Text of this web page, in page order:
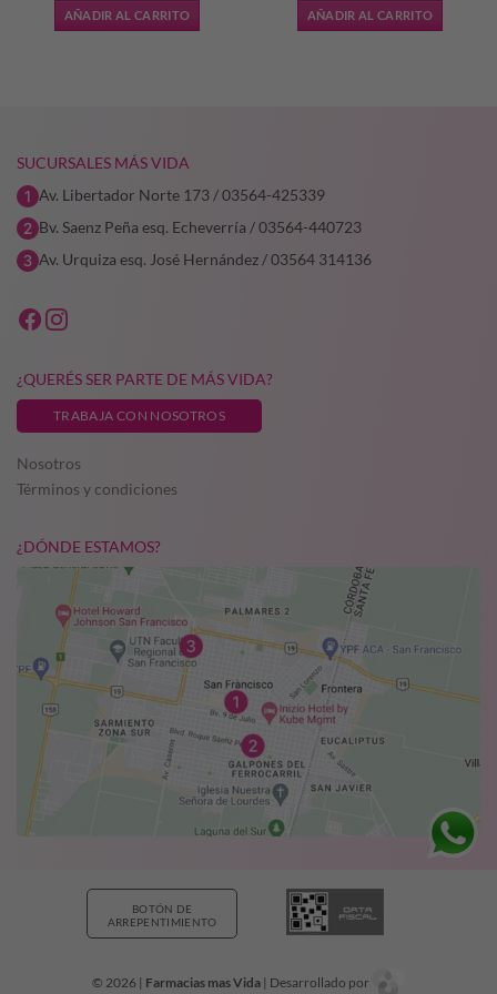
AÑADIR AL CARRITO AÑADIR AL CARRITO
SUCURSALES MÁS VIDA
Av. Libertador Norte 173 / 03564-425339
Bv. Saenz Peña esq. Echeverría / 03564-440723
Av. Urquiza esq. José Hernández / 03564 314136
¿QUERÉS SER PARTE DE MÁS VIDA?
TRABAJA CON NOSOTROS
Nosotros
Términos y condiciones
¿DÓNDE ESTAMOS?
BOTÓN DE
ARREPENTIMIENTO
© 2026 | Farmacias mas Vida | Desarrollado por